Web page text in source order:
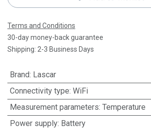
Terms and Conditions
30-day money-back guarantee
Shipping: 2-3 Business Days
Brand: Lascar
Connectivity type: WiFi
Measurement parameters: Temperature
Power supply: Battery